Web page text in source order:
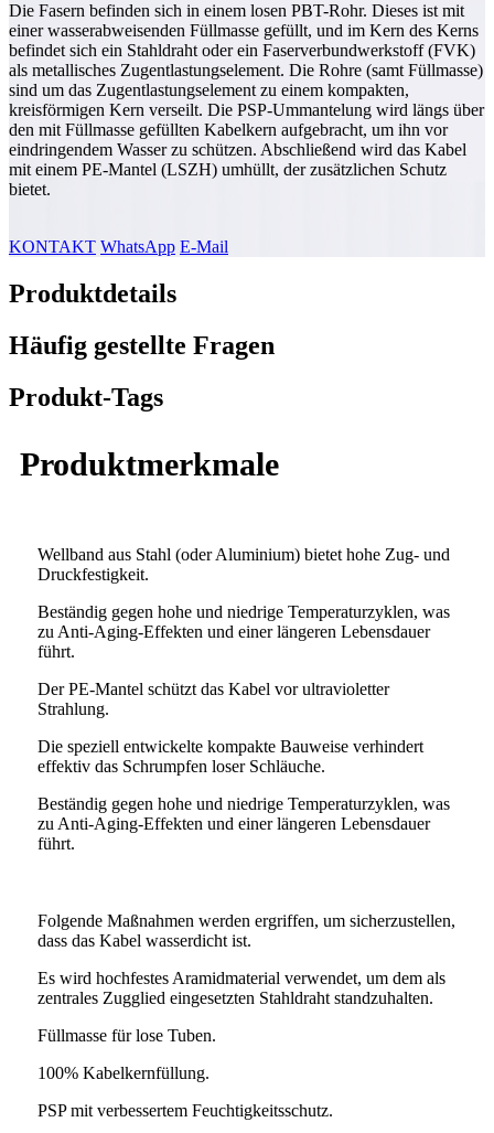
Die Fasern befinden sich in einem losen PBT-Rohr. Dieses ist mit
einer wasserabweisenden Füllmasse gefüllt, und im Kern des Kerns
befindet sich ein Stahldraht oder ein Faserverbundwerkstoff (FVK)
als metallisches Zugentlastungselement. Die Rohre (samt Füllmasse)
sind um das Zugentlastungselement zu einem kompakten,
kreisförmigen Kern verseilt. Die PSP-Ummantelung wird längs über
den mit Füllmasse gefüllten Kabelkern aufgebracht, um ihn vor
eindringendem Wasser zu schützen. Abschließend wird das Kabel
mit einem PE-Mantel (LSZH) umhüllt, der zusätzlichen Schutz
bietet.
KONTAKT WhatsApp E-Mail
Produktdetails
Häufig gestellte Fragen
Produkt-Tags
Produktmerkmale
Wellband aus Stahl (oder Aluminium) bietet hohe Zug- und
Druckfestigkeit.
Beständig gegen hohe und niedrige Temperaturzyklen, was
zu Anti-Aging-Effekten und einer längeren Lebensdauer
führt.
Der PE-Mantel schützt das Kabel vor ultravioletter
Strahlung.
Die speziell entwickelte kompakte Bauweise verhindert
effektiv das Schrumpfen loser Schläuche.
Beständig gegen hohe und niedrige Temperaturzyklen, was
zu Anti-Aging-Effekten und einer längeren Lebensdauer
führt.
Folgende Maßnahmen werden ergriffen, um sicherzustellen,
dass das Kabel wasserdicht ist.
Es wird hochfestes Aramidmaterial verwendet, um dem als
zentrales Zugglied eingesetzten Stahldraht standzuhalten.
Füllmasse für lose Tuben.
100% Kabelkernfüllung.
PSP mit verbessertem Feuchtigkeitsschutz.